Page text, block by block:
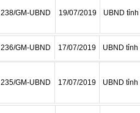
238/GM-UBND 19/07/2019 UBND tỉnh
236/GM-UBND 17/07/2019 UBND tỉnh
235/GM-UBND 17/07/2019 UBND tỉnh